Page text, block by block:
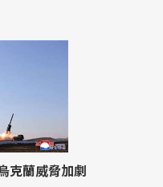
克蘭威脅加劇